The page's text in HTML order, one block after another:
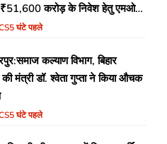
करोड़ के निवेश हेतु एमओयू
हस्ताक्षर
5 घंटे पहले
कल्याण विभाग, बिहार
मंत्री डॉ. श्वेता गुप्ता ने किया औचक
5 घंटे पहले